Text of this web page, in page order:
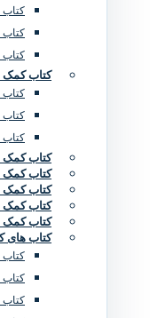
کتاب
کتاب
کتاب کمک
کتاب کمک
کتاب کمک
کتاب کمک
کتاب کمک
کتاب های